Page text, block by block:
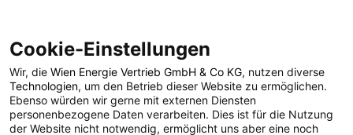
POSTS BY TAG
Ramli
Cookie-Einstellungen
Wir, die Wien Energie Vertrieb GmbH & Co KG, nutzen diverse
Technologien, um den Betrieb dieser Website zu ermöglichen.
Ebenso würden wir gerne mit externen Diensten
personenbezogene Daten verarbeiten. Dies ist für die Nutzung
der Website nicht notwendig, ermöglicht uns aber eine noch